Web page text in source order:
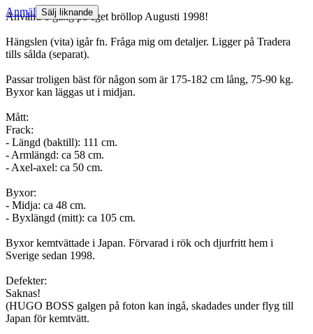
Använd 1 gång på eget bröllop Augusti 1998!
Hängslen (vita) igår fn. Fråga mig om detaljer. Ligger på Tradera
tills sålda (separat).
Passar troligen bäst för någon som är 175-182 cm lång, 75-90 kg.
Byxor kan läggas ut i midjan.
Mått:
Frack:
- Längd (baktill): 111 cm.
- Armlängd: ca 58 cm.
- Axel-axel: ca 50 cm.
Byxor:
- Midja: ca 48 cm.
- Byxlängd (mitt): ca 105 cm.
Byxor kemtvättade i Japan. Förvarad i rök och djurfritt hem i
Sverige sedan 1998.
Defekter:
Saknas!
(HUGO BOSS galgen på foton kan ingå, skadades under flyg till
Japan för kemtvätt.
Anmäl Sälj liknande